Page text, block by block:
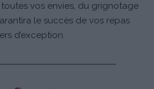
vos envies, du grignotage
le succès de vos repas
d’exception.